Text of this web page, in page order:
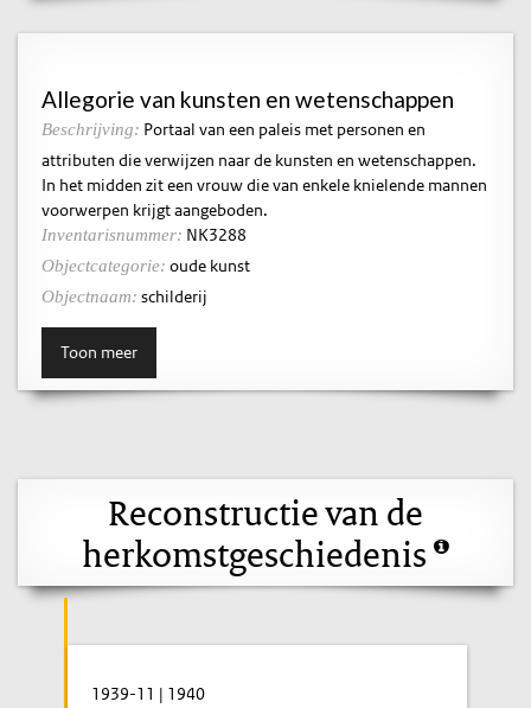
Allegorie van kunsten en wetenschappen
Beschrijving: Portaal van een paleis met personen en
attributen die verwijzen naar de kunsten en wetenschappen.
In het midden zit een vrouw die van enkele knielende mannen
voorwerpen krijgt aangeboden.
Inventarisnummer: NK3288
Objectcategorie: oude kunst
Objectnaam: schilderij
Toon meer
Reconstructie van de
herkomstgeschiedenis
1939-11 | 1940